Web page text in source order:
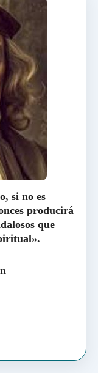
si no es
producirá
que